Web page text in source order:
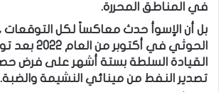
في المناطق المحررة.
بل أن الإسوأ حدث معاكساً لكل
الحوثي في
القيادة السلطة بستة أشهر على فرض
تصدير النفط من مينائي النشيمة والضبة.